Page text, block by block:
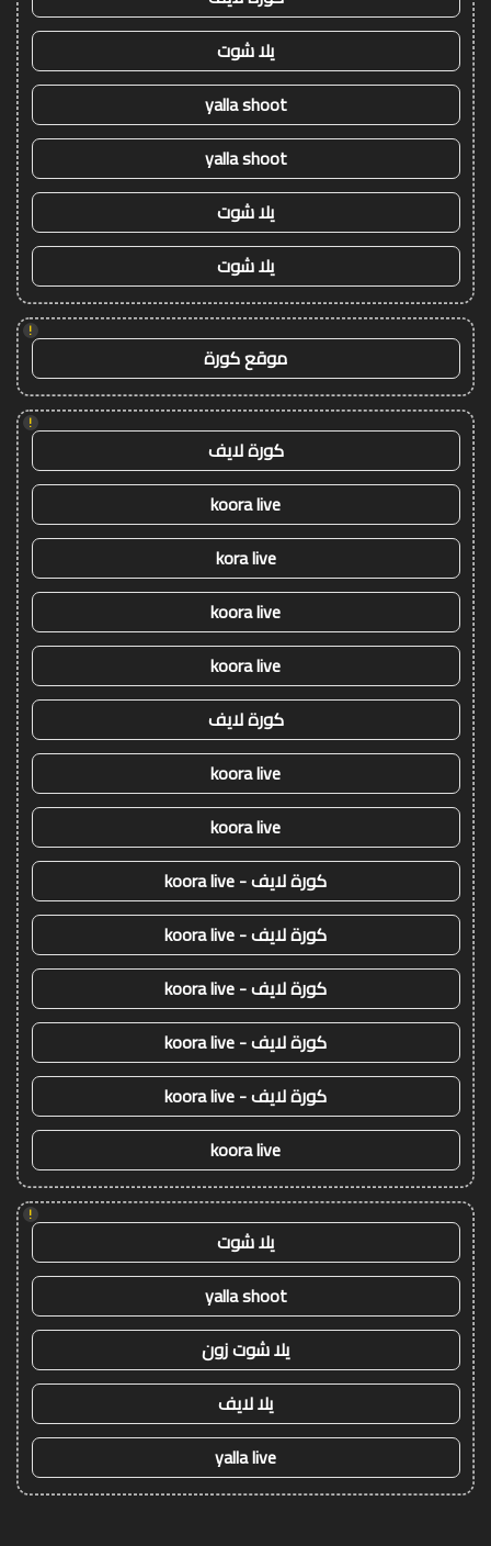
يلا شوت
yalla shoot
yalla shoot
يلا شوت
يلا شوت
!
موقع كورة
!
كورة لايف
koora live
kora live
koora live
koora live
كورة لايف
koora live
koora live
كورة لايف - koora live
كورة لايف - koora live
كورة لايف - koora live
كورة لايف - koora live
كورة لايف - koora live
koora live
!
يلا شوت
yalla shoot
يلا شوت زون
يلا لايف
yalla live